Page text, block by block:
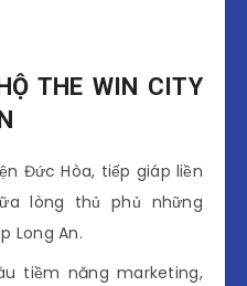
THE WIN CITY
Đức Hòa, tiếp giáp liền
lòng thủ phủ những
Long An.
tiềm năng marketing,